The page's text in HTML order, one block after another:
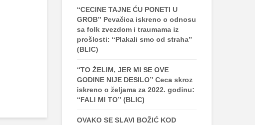
“CECINE TAJNE ĆU PONETI U
GROB” Pevačica iskreno o odnosu
sa folk zvezdom i traumama iz
prošlosti: “Plakali smo od straha”
(BLIC)
“TO ŽELIM, JER MI SE OVE
GODINE NIJE DESILO” Ceca skroz
iskreno o željama za 2022. godinu:
“FALI MI TO” (BLIC)
OVAKO SE SLAVI BOŽIĆ KOD